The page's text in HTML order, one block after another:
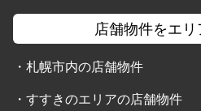
店舗物件をエ
・ 札幌市内の店舗物件
・ すすきのエリアの店舗物件